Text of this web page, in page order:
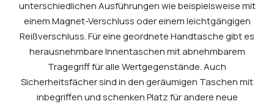
unterschiedlichen Ausführungen wie beispielsweise mit
einem Magnet-Verschluss oder einem leichtgängigen
Reißverschluss. Für eine geordnete Handtasche gibt es
herausnehmbare Innentaschen mit abnehmbarem
Tragegriff für alle Wertgegenstände. Auch
Sicherheitsfächer sind in den geräumigen Taschen mit
inbegriffen und schenken Platz für andere neue